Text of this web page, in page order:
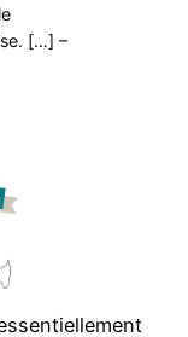
[…] –